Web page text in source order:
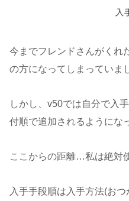
今までフレンドさんがくれ
の方になってしまっていま
しかし、v50では自分で入
付順で追加されるようにな
ここからの距離…私は絶対
入手手段順は入手方法(お